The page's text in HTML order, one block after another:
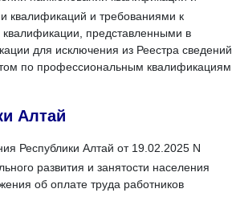
квалификаций и требованиями к
представленными в
для исключения из Реестра сведений
по профессиональным квалификациям
Алтай
Республики Алтай от 19.02.2025 N
развития и занятости населения
об оплате труда работников